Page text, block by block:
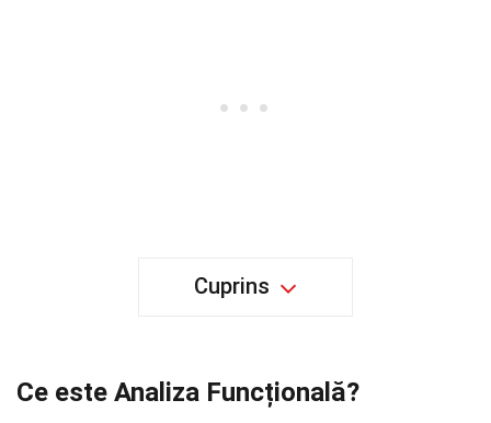
Cuprins
Ce este Analiza Funcțională?